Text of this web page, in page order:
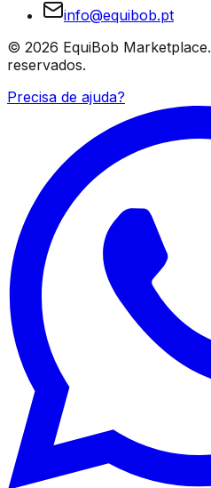
info@equibob.pt
© 2026 EquiBob Marketplace.
reservados.
Precisa de ajuda?